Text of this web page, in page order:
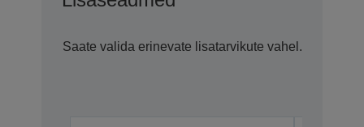
Saate valida erinevate lisatarvikute vahel.